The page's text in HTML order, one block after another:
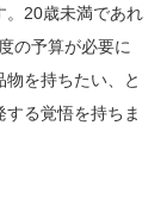
。20歳未満であれ
の予算が必要に
を持ちたい、と
る覚悟を持ちま